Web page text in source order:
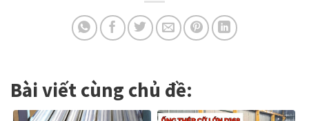
Bài viết cùng chủ đề: